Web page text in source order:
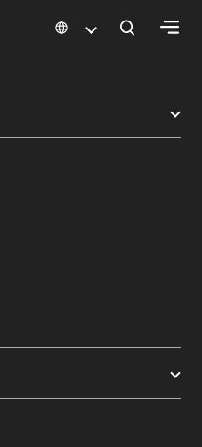
餐饮指南：餐厅和美食 | 樟宜机场